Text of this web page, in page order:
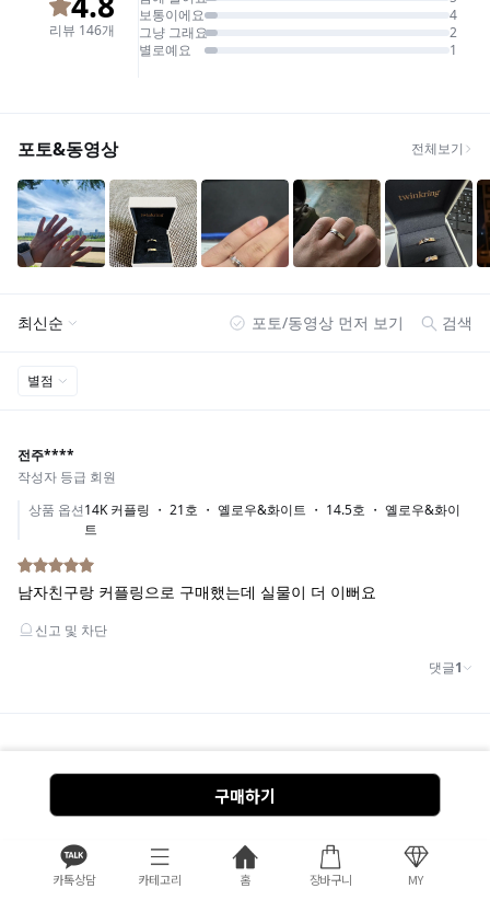
카톡상담 카테고리 홈 장바구니 MY
구매하기